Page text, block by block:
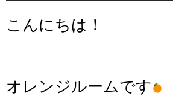
こんにちは！
オレンジルームです